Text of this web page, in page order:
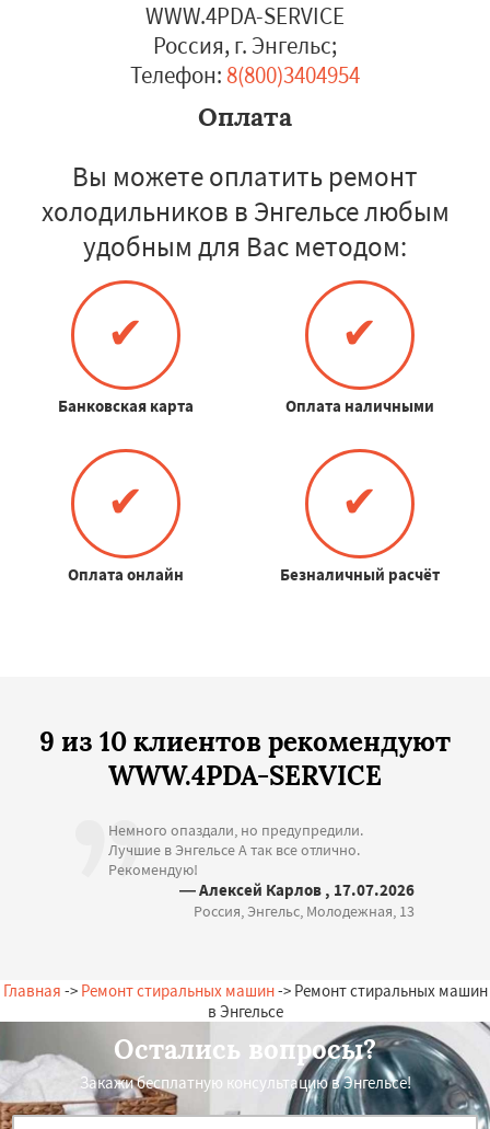
WWW.4PDA-SERVICE
Россия, г. Энгельс;
Телефон: 8(800)3404954
Оплата
Вы можете оплатить ремонт
холодильников в Энгельсе любым
удобным для Вас методом:
✔
Банковская карта
✔
Оплата наличными
✔
Оплата онлайн
✔
Безналичный расчёт
9 из 10 клиентов рекомендуют
WWW.4PDA-SERVICE
Немного опаздали, но предупредили.
Лучшие в Энгельсе А так все отлично.
Рекомендую!
— Алексей Карлов , 17.07.2026
Россия, Энгельс, Молодежная, 13
Главная -> Ремонт стиральных машин-> Ремонт стиральных машин
в Энгельсе
Остались вопросы?
Закажи бесплатную консультацию в Энгельсе!